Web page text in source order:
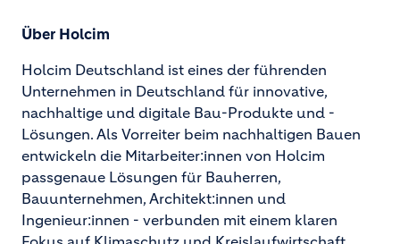
Über Holcim
Holcim Deutschland ist eines der führenden
Unternehmen in Deutschland für innovative,
nachhaltige und digitale Bau-Produkte und -
Lösungen. Als Vorreiter beim nachhaltigen Bauen
entwickeln die Mitarbeiter:innen von Holcim
passgenaue Lösungen für Bauherren,
Bauunternehmen, Architekt:innen und
Ingenieur:innen - verbunden mit einem klaren